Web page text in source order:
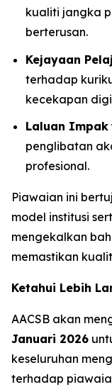
kualiti jangka
berterusan.
Kejayaan
terhadap
kecekapan
Laluan Impak
penglibatan
profesional.
Piawaian ini
model institusi
mengekalkan
memastikan
Ketahui Lebih
AACSB akan
Januari 2026
keseluruhan
terhadap